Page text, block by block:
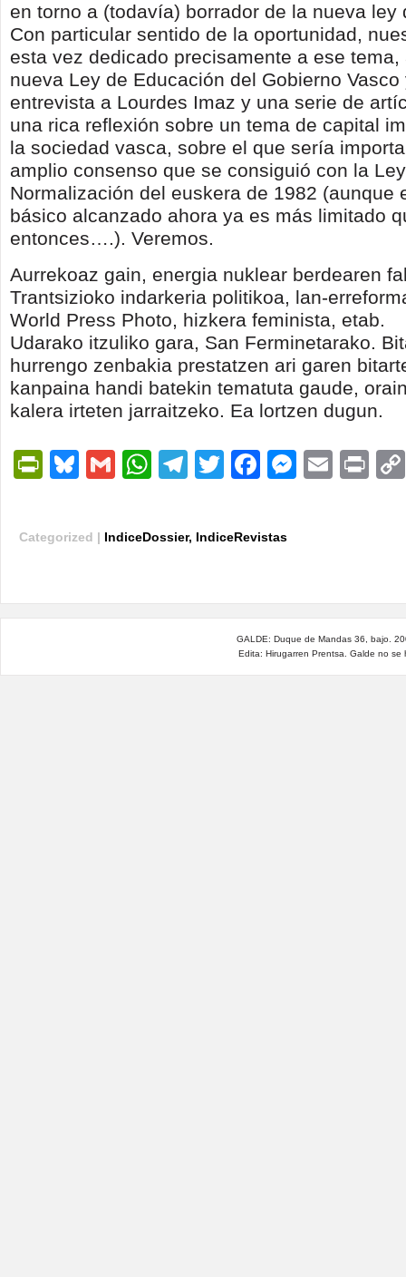
en torno a (todavía) borrador de la nueva ley
Con particular sentido de la oportunidad,
esta vez dedicado precisamente a ese
nueva Ley de Educación del Gobierno
entrevista a Lourdes Imaz y una serie de
una rica reflexión sobre un tema de capital
la sociedad vasca, sobre el que sería
amplio consenso que se consiguió con la
Normalización del euskera de 1982 (aunque
básico alcanzado ahora ya es más limitado
entonces….). Veremos.
Aurrekoaz gain, energia nuklear berdearen
Trantsizioko indarkeria politikoa, lan-
World Press Photo, hizkera feminista, etab.
Udarako itzuliko gara, San Ferminetarako.
hurrengo zenbakia prestatzen ari garen
kanpaina handi batekin tematuta gaude,
kalera irteten jarraitzeko. Ea lortzen dugun.
PrintFriendly
Bluesky
GmailWhatsApp
Telegram
TwitterFacebook
Email
Categorized | IndiceDossier, IndiceRevistas
GALDE: Duque de Mandas 36, bajo.
Edita: Hirugarren Prentsa. Galde no